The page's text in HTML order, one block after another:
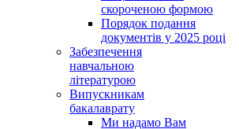
скороченою формою
Порядок подання
документів у 2025 році
Забезпечення
навчальною
літературою
Випускникам
бакалаврату
Ми надамо Вам